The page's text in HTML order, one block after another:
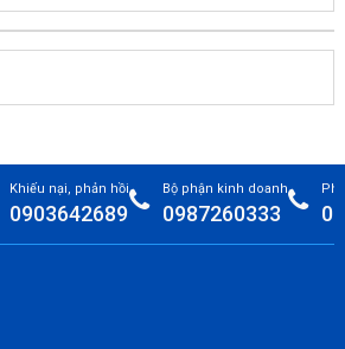
Khiếu nại, phản hồi
0903642689
Bộ phận kinh doanh
0987260333